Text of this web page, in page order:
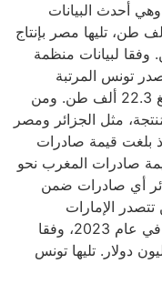
وهي أحدث البيانات
حتى الآن. حيث بلغ إنتاجها 170 ألف طن، تليها مصر بإنتاج
بـ 35 ألف طن. وفقا لبيانات منظمة
والزراعة العالمية لسنة 2023 تتصدر تونس المرتبة
الخامسة عربيا في إنتاج الإجاص بقدر يبلغ 22.3 ألف طن. ومن
مثل الجزائر ومصر
بلغت قيمة صادرات
قيمة صادرات المغرب نحو
أي صادرات ضمن
لعام 2023. في حين تتصدر الإمارات
قائمةأكبر 5 دول عربية مُصدرة للإجاص في عام 2023، وفقا
البنك الدول. وذلك بقيمة 40.6 مليون دولار. تليها تونس